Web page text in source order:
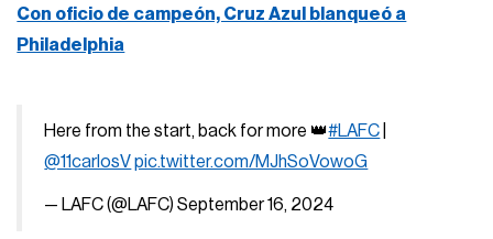
Con oficio de campeón, Cruz Azul blanqueó a
Philadelphia
Here from the start, back for more 👑#LAFC
@11carlosV pic.twitter.com/MJhSoVowoG
— LAFC (@LAFC)September 16, 2024